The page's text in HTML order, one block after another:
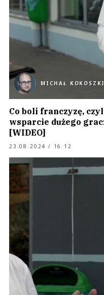
MICHAŁ
Co boli franczyzę,
wsparcie dużego
[WIDEO]
23.08.2024 / 16:12